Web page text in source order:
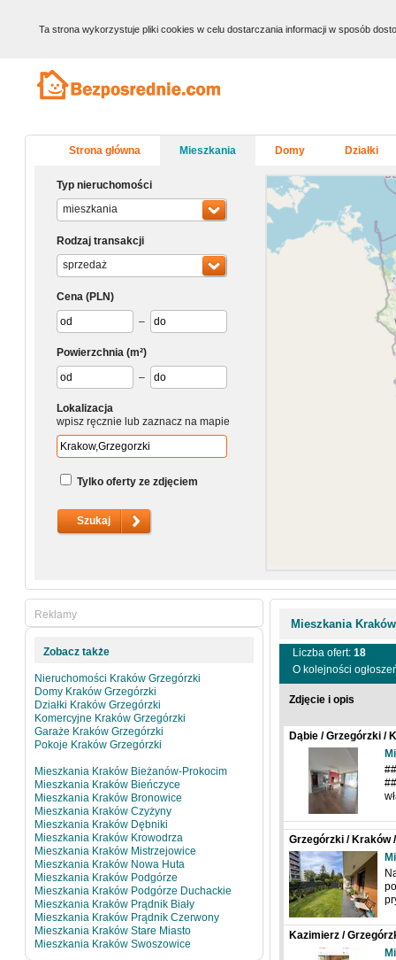
Ta strona wykorzystuje pliki cookies w celu dostarczania informacji w sposób
Strona główna Mieszkania Domy Działki
Typ nieruchomości
mieszkania
Rodzaj transakcji
sprzedaż
Cena (PLN)
–
Powierzchnia (m²)
–
Lokalizacja
wpisz ręcznie lub zaznacz na mapie
Tylko oferty ze zdjęciem
Mieszkania
Liczba ofert: 18
O kolejności
Zdjęcie i opis
Dąbie / Grzegórzki /
Grzegórzki / Kraków
Kazimierz /
Reklamy
Zobacz także
Nieruchomości Kraków Grzegórzki
Domy Kraków Grzegórzki
Działki Kraków Grzegórzki
Komercyjne Kraków Grzegórzki
Garaże Kraków Grzegórzki
Pokoje Kraków Grzegórzki
Mieszkania Kraków Bieżanów-Prokocim
Mieszkania Kraków Bieńczyce
Mieszkania Kraków Bronowice
Mieszkania Kraków Czyżyny
Mieszkania Kraków Dębniki
Mieszkania Kraków Krowodrza
Mieszkania Kraków Mistrzejowice
Mieszkania Kraków Nowa Huta
Mieszkania Kraków Podgórze
Mieszkania Kraków Podgórze Duchackie
Mieszkania Kraków Prądnik Biały
Mieszkania Kraków Prądnik Czerwony
Mieszkania Kraków Stare Miasto
Mieszkania Kraków Swoszowice